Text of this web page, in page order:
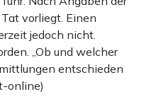
vorliegt. Einen
jedoch nicht.
„Ob und welcher
entschieden
online)